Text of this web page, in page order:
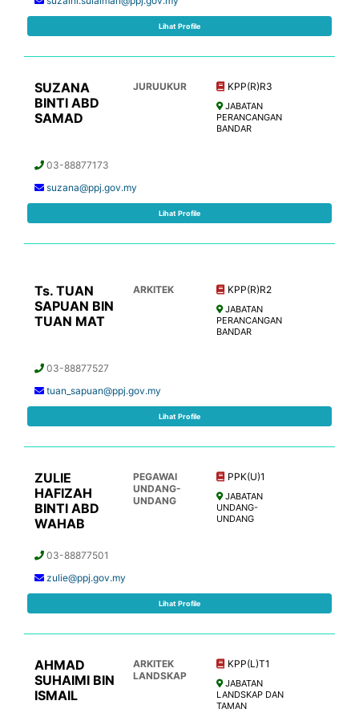
Lihat Profile
SUZANA
BINTI ABD
SAMAD
JURUUKUR KPP(R)R3
JABATAN
PERANCANGAN
BANDAR
03-88877173
suzana@ppj.gov.my
Lihat Profile
Ts. TUAN
SAPUAN BIN
TUAN MAT
ARKITEK KPP(R)R2
JABATAN
PERANCANGAN
BANDAR
03-88877527
tuan_sapuan@ppj.gov.my
Lihat Profile
ZULIE
HAFIZAH
BINTI ABD
WAHAB
PEGAWAI
UNDANG-
UNDANG
PPK(U)1
JABATAN
UNDANG-
UNDANG
03-88877501
zulie@ppj.gov.my
Lihat Profile
AHMAD
SUHAIMI BIN
ISMAIL
ARKITEK
LANDSKAP
KPP(L)T1
JABATAN
LANDSKAP DAN
TAMAN